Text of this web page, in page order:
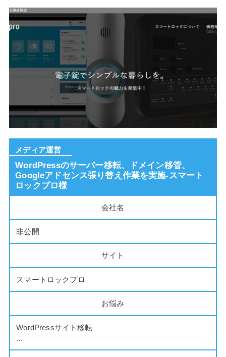
メディア運営
WordPressのサーバー移転、ドメイン移管、
Googleアドセンス張り替え作業を実施-スマート
ロックプロ様
会社名
非公開
サイト
スマートロックプロ
お悩み
WordPressサイト移転
...